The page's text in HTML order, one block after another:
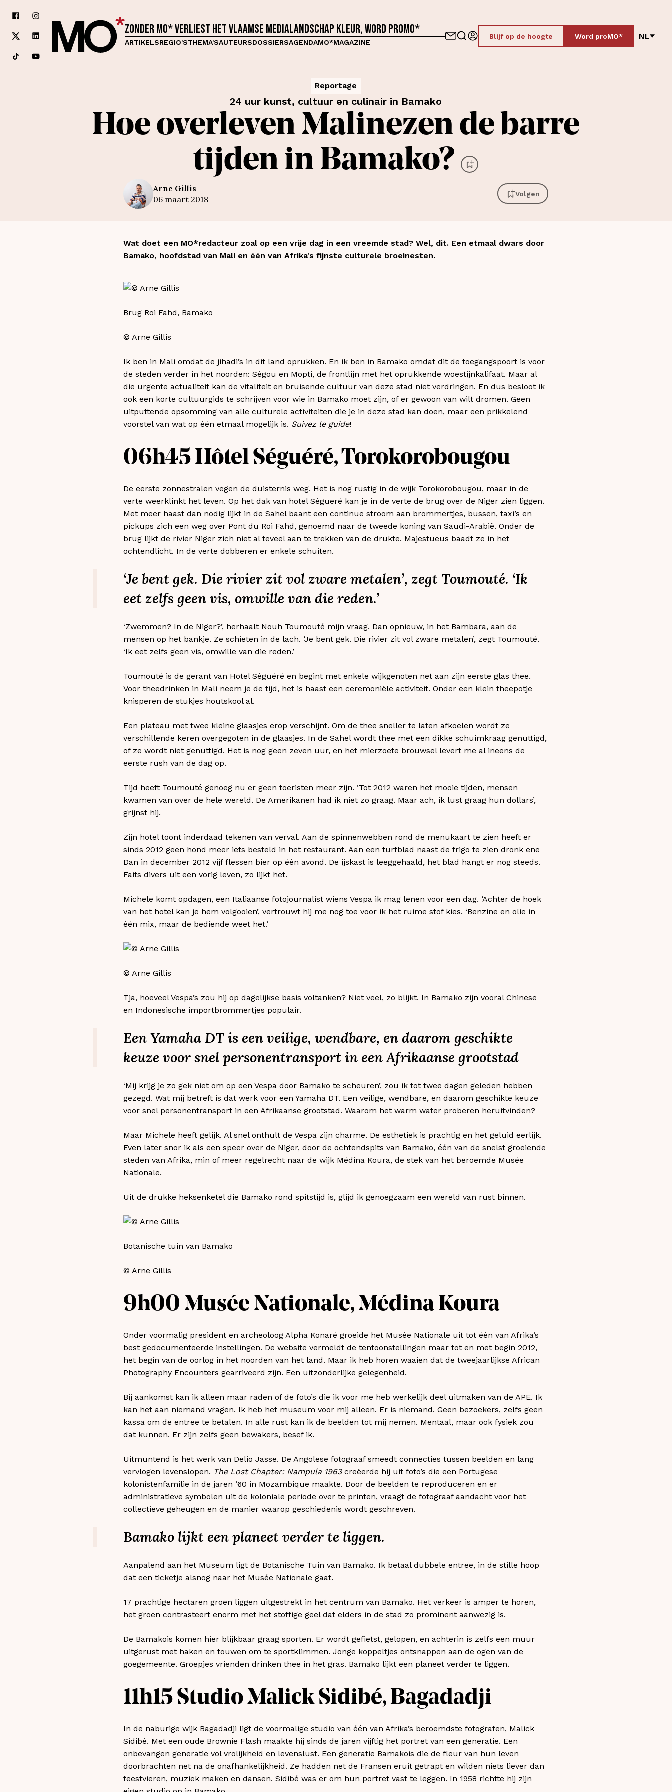
Zonder MO* verliest het Vlaamse medialandschap kleur, word proMO*
ARTIKELSREGIO'STHEMA'SAUTEURSDOSSIERSAGENDAMO*MAGAZINE
Blijf op de hoogte Word proMO* NL
Reportage
24 uur kunst, cultuur en culinair in Bamako
Hoe overleven Malinezen de barre
tijden in Bamako?
Arne Gillis
06 maart 2018
Volgen
Wat doet een MO*redacteur zoal op een vrije dag in een vreemde stad? Wel, dit. Een etmaal dwars door
Bamako, hoofdstad van Mali en één van Afrika's fijnste culturele broeinesten.
Brug Roi Fahd, Bamako
© Arne Gillis
Ik ben in Mali omdat de jihadi’s in dit land oprukken. En ik ben in Bamako omdat dit de toegangspoort is voor
de steden verder in het noorden: Ségou en Mopti, de frontlijn met het oprukkende woestijnkalifaat. Maar al
die urgente actualiteit kan de vitaliteit en bruisende cultuur van deze stad niet verdringen. En dus besloot ik
ook een korte cultuurgids te schrijven voor wie in Bamako moet zijn, of er gewoon van wilt dromen. Geen
uitputtende opsomming van alle culturele activiteiten die je in deze stad kan doen, maar een prikkelend
voorstel van wat op één etmaal mogelijk is. Suivez le guide!
06h45 Hôtel Séguéré, Torokorobougou
De eerste zonnestralen vegen de duisternis weg. Het is nog rustig in de wijk Torokorobougou, maar in de
verte weerklinkt het leven. Op het dak van hotel Ségueré kan je in de verte de brug over de Niger zien liggen.
Met meer haast dan nodig lijkt in de Sahel baant een continue stroom aan brommertjes, bussen, taxi’s en
pickups zich een weg over Pont du Roi Fahd, genoemd naar de tweede koning van Saudi-Arabië. Onder de
brug lijkt de rivier Niger zich niet al teveel aan te trekken van de drukte. Majestueus baadt ze in het
ochtendlicht. In de verte dobberen er enkele schuiten.
‘Je bent gek. Die rivier zit vol zware metalen’, zegt Toumouté. ‘Ik
eet zelfs geen vis, omwille van die reden.’
‘Zwemmen? In de Niger?’, herhaalt Nouh Toumouté mijn vraag. Dan opnieuw, in het Bambara, aan de
mensen op het bankje. Ze schieten in de lach. ‘Je bent gek. Die rivier zit vol zware metalen’, zegt Toumouté.
‘Ik eet zelfs geen vis, omwille van die reden.’
Toumouté is de gerant van Hotel Séguéré en begint met enkele wijkgenoten net aan zijn eerste glas thee.
Voor theedrinken in Mali neem je de tijd, het is haast een ceremoniële activiteit. Onder een klein theepotje
knisperen de stukjes houtskool al.
Een plateau met twee kleine glaasjes erop verschijnt. Om de thee sneller te laten afkoelen wordt ze
verschillende keren overgegoten in de glaasjes. In de Sahel wordt thee met een dikke schuimkraag genuttigd,
of ze wordt niet genuttigd. Het is nog geen zeven uur, en het mierzoete brouwsel levert me al ineens de
eerste rush van de dag op.
Tijd heeft Toumouté genoeg nu er geen toeristen meer zijn. ‘Tot 2012 waren het mooie tijden, mensen
kwamen van over de hele wereld. De Amerikanen had ik niet zo graag. Maar ach, ik lust graag hun dollars’,
grijnst hij.
Zijn hotel toont inderdaad tekenen van verval. Aan de spinnenwebben rond de menukaart te zien heeft er
sinds 2012 geen hond meer iets besteld in het restaurant. Aan een turfblad naast de frigo te zien dronk ene
Dan in december 2012 vijf flessen bier op één avond. De ijskast is leeggehaald, het blad hangt er nog steeds.
Faits divers uit een vorig leven, zo lijkt het.
Michele komt opdagen, een Italiaanse fotojournalist wiens Vespa ik mag lenen voor een dag. ‘Achter de hoek
van het hotel kan je hem volgooien’, vertrouwt hij me nog toe voor ik het ruime stof kies. ‘Benzine en olie in
één mix, maar de bediende weet het.’
© Arne Gillis
Tja, hoeveel Vespa’s zou hij op dagelijkse basis voltanken? Niet veel, zo blijkt. In Bamako zijn vooral Chinese
en Indonesische importbrommertjes populair.
Een Yamaha DT is een veilige, wendbare, en daarom geschikte
keuze voor snel personentransport in een Afrikaanse grootstad
‘Mij krijg je zo gek niet om op een Vespa door Bamako te scheuren’, zou ik tot twee dagen geleden hebben
gezegd. Wat mij betreft is dat werk voor een Yamaha DT. Een veilige, wendbare, en daarom geschikte keuze
voor snel personentransport in een Afrikaanse grootstad. Waarom het warm water proberen heruitvinden?
Maar Michele heeft gelijk. Al snel onthult de Vespa zijn charme. De esthetiek is prachtig en het geluid eerlijk.
Even later snor ik als een speer over de Niger, door de ochtendspits van Bamako, één van de snelst groeiende
steden van Afrika, min of meer regelrecht naar de wijk Médina Koura, de stek van het beroemde Musée
Nationale.
Uit de drukke heksenketel die Bamako rond spitstijd is, glijd ik genoegzaam een wereld van rust binnen.
Botanische tuin van Bamako
© Arne Gillis
9h00 Musée Nationale, Médina Koura
Onder voormalig president en archeoloog Alpha Konaré groeide het Musée Nationale uit tot één van Afrika’s
best gedocumenteerde instellingen. De website vermeldt de tentoonstellingen maar tot en met begin 2012,
het begin van de oorlog in het noorden van het land. Maar ik heb horen waaien dat de tweejaarlijkse African
Photography Encounters gearriveerd zijn. Een uitzonderlijke gelegenheid.
Bij aankomst kan ik alleen maar raden of de foto’s die ik voor me heb werkelijk deel uitmaken van de APE. Ik
kan het aan niemand vragen. Ik heb het museum voor mij alleen. Er is niemand. Geen bezoekers, zelfs geen
kassa om de entree te betalen. In alle rust kan ik de beelden tot mij nemen. Mentaal, maar ook fysiek zou
dat kunnen. Er zijn zelfs geen bewakers, besef ik.
Uitmuntend is het werk van Delio Jasse. De Angolese fotograaf smeedt connecties tussen beelden en lang
vervlogen levenslopen. The Lost Chapter: Nampula 1963creëerde hij uit foto’s die een Portugese
kolonistenfamilie in de jaren ’60 in Mozambique maakte. Door de beelden te reproduceren en er
administratieve symbolen uit de koloniale periode over te printen, vraagt de fotograaf aandacht voor het
collectieve geheugen en de manier waarop geschiedenis wordt geschreven.
Bamako lijkt een planeet verder te liggen.
Aanpalend aan het Museum ligt de Botanische Tuin van Bamako. Ik betaal dubbele entree, in de stille hoop
dat een ticketje alsnog naar het Musée Nationale gaat.
17 prachtige hectaren groen liggen uitgestrekt in het centrum van Bamako. Het verkeer is amper te horen,
het groen contrasteert enorm met het stoffige geel dat elders in de stad zo prominent aanwezig is.
De Bamakois komen hier blijkbaar graag sporten. Er wordt gefietst, gelopen, en achterin is zelfs een muur
uitgerust met haken en touwen om te sportklimmen. Jonge koppeltjes ontsnappen aan de ogen van de
goegemeente. Groepjes vrienden drinken thee in het gras. Bamako lijkt een planeet verder te liggen.
11h15 Studio Malick Sidibé, Bagadadji
In de naburige wijk Bagadadji ligt de voormalige studio van één van Afrika’s beroemdste fotografen, Malick
Sidibé. Met een oude Brownie Flash maakte hij sinds de jaren vijftig het portret van een generatie. Een
onbevangen generatie vol vrolijkheid en levenslust. Een generatie Bamakois die de fleur van hun leven
doorbrachten net na de onafhankelijkheid. Ze hadden net de Fransen eruit getrapt en wilden niets liever dan
feestvieren, muziek maken en dansen. Sidibé was er om hun portret vast te leggen. In 1958 richtte hij zijn